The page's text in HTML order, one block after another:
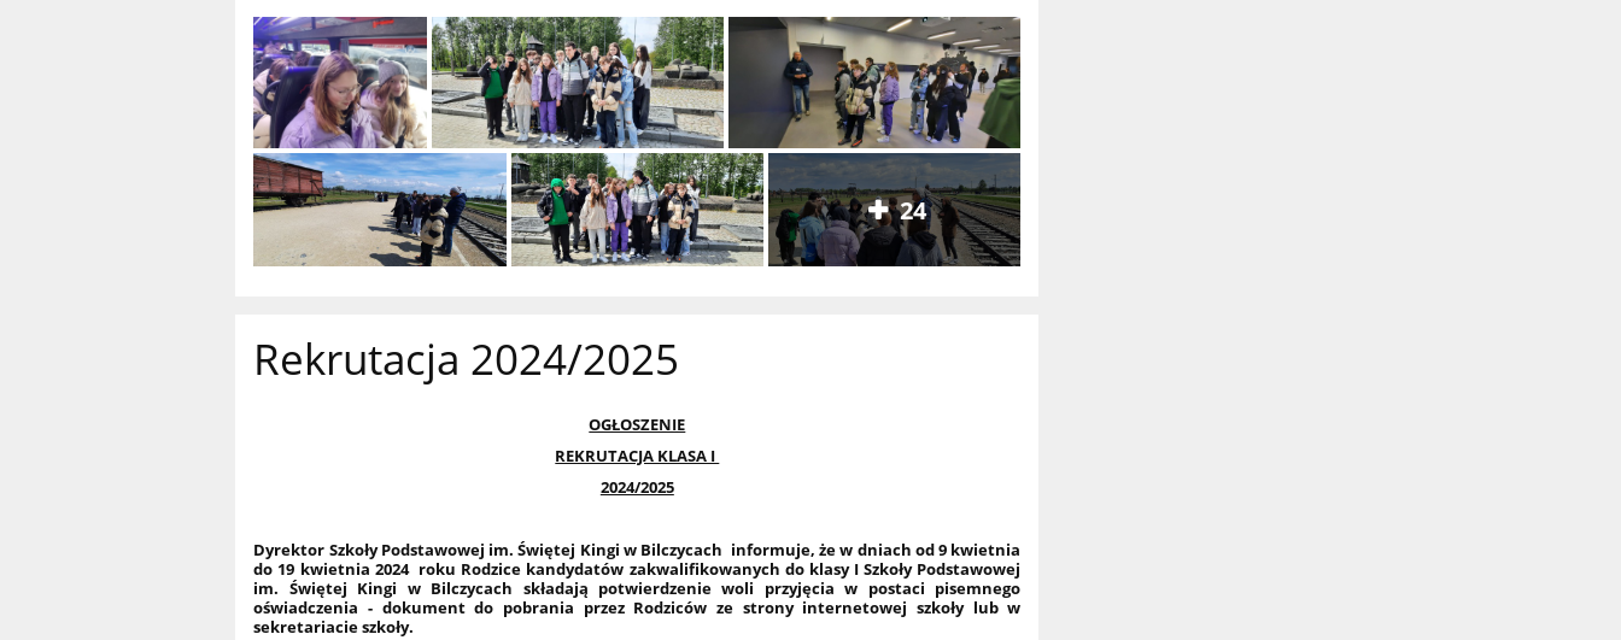
24
Rekrutacja 2024/2025
OGŁOSZENIE
REKRUTACJA KLASA I
2024/2025
Dyrektor Szkoły Podstawowej im. Świętej Kingi w Bilczycach informuje, żew dniach od 9 kwietnia
do 19 kwietnia 2024 roku Rodzice kandydatów zakwalifikowanych do klasy I Szkoły Podstawowej
im. Świętej Kingi w Bilczycach składają potwierdzenie woli przyjęcia w postaci pisemnego
oświadczenia - dokument do pobrania przez Rodziców ze strony internetowej szkoły lub w
sekretariacie szkoły.